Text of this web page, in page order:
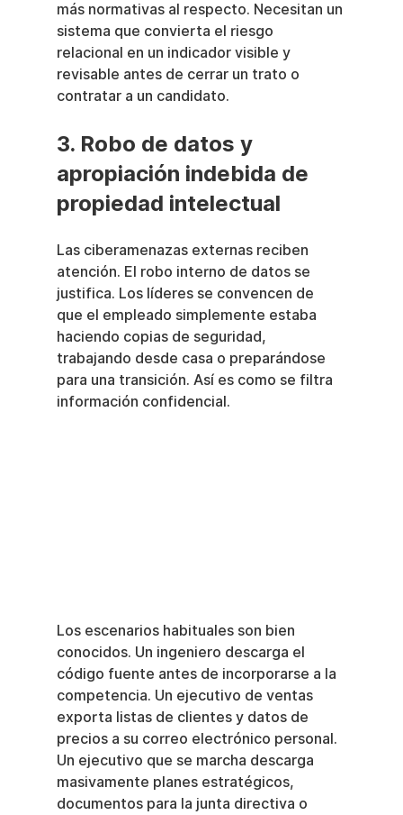
más normativas al respecto. Necesitan un
sistema que convierta el riesgo
relacional en un indicador visible y
revisable antes de cerrar un trato o
contratar a un candidato.
3. Robo de datos y
apropiación indebida de
propiedad intelectual
Las ciberamenazas externas reciben
atención. El robo interno de datos se
justifica. Los líderes se convencen de
que el empleado simplemente estaba
haciendo copias de seguridad,
trabajando desde casa o preparándose
para una transición. Así es como se filtra
información confidencial.
Los escenarios habituales son bien
conocidos. Un ingeniero descarga el
código fuente antes de incorporarse a la
competencia. Un ejecutivo de ventas
exporta listas de clientes y datos de
precios a su correo electrónico personal.
Un ejecutivo que se marcha descarga
masivamente planes estratégicos,
documentos para la junta directiva o